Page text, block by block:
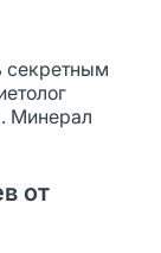
секретным
Минерал
от